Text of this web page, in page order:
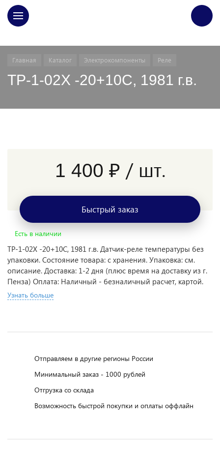
Главная Каталог Электрокомпоненты Реле
ТР-1-02Х -20+10С, 1981 г.в.
Есть в наличии
ТР-1-02Х -20+10С, 1981 г.в. Датчик-реле температуры без
упаковки. Состояние товара: с хранения. Упаковка: см.
описание. Доставка: 1-2 дня (плюс время на доставку из г.
Пенза) Оплата: Наличный - безналичный расчет, картой.
Узнать больше
1 400 ₽ / шт.
Быстрый заказ
Отправляем в другие регионы России
Минимальный заказ - 1000 рублей
Отгрузка со склада
Возможность быстрой покупки и оплаты оффлайн